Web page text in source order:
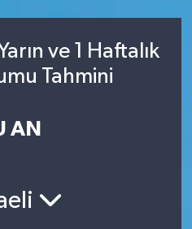
ve 1 Haftalık
Tahmini
AN
ve Fikstür